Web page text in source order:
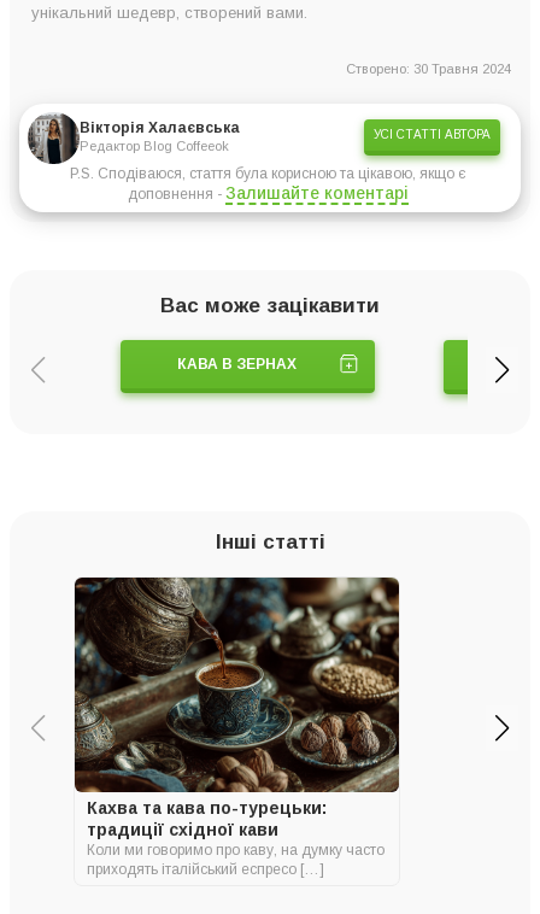
унікальний шедевр, створений вами.
Створено: 30 Травня 2024
Вікторія Халаєвська
Редактор Blog Coffeeok
УСІ СТАТТІ АВТОРА
P.S. Сподіваюся, стаття була корисною та цікавою, якщо є
доповнення - Залишайте коментарі
Вас може зацікавити
КАВА В ЗЕРНАХ
Інші статті
Кахва та кава по-турецьки:
традиції східної кави
Коли ми говоримо про каву, на думку часто
приходять італійський еспресо […]